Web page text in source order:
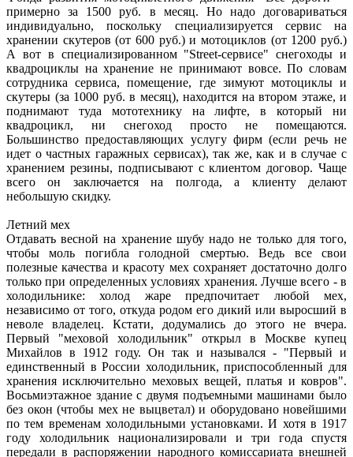
примерно за 1500 руб. в месяц. Но надо договариваться
индивидуально, поскольку специализируется сервис на
хранении скутеров (от 600 руб.) и мотоциклов (от 1200 руб.)
А вот в специализированном "Strееt-сервисе" снегоходы и
квадроциклы на хранение не принимают вовсе. По словам
сотрудника сервиса, помещение, где зимуют мотоциклы и
скутеры (за 1000 руб. в месяц), находится на втором этаже, и
поднимают туда мототехнику на лифте, в который ни
квадроцикл, ни снегоход просто не помещаются.
Большинство предоставляющих услугу фирм (если речь не
идет о частных гаражных сервисах), так же, как и в случае с
хранением резины, подписывают с клиентом договор. Чаще
всего он заключается на полгода, а клиенту делают
небольшую скидку.
Летний мех
Отдавать весной на хранение шубу надо не только для того,
чтобы моль погибла голодной смертью. Ведь все свои
полезные качества и красоту мех сохраняет достаточно долго
только при определенных условиях хранения. Лучше всего - в
холодильнике: холод жаре предпочитает любой мех,
независимо от того, откуда родом его дикий или выросший в
неволе владелец. Кстати, додумались до этого не вчера.
Первый "меховой холодильник" открыл в Москве купец
Михайлов в 1912 году. Он так и назывался - "Первый и
единственный в России холодильник, приспособленный для
хранения исключительно меховых вещей, платья и ковров".
Восьмиэтажное здание с двумя подъемными машинами было
без окон (чтобы мех не выцветал) и оборудовано новейшими
по тем временам холодильными установками. И хотя в 1917
году холодильник национализировали и три года спустя
передали в распоряжении народного комиссариата внешней